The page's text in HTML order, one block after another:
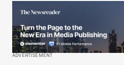
ADVERTISEMENT